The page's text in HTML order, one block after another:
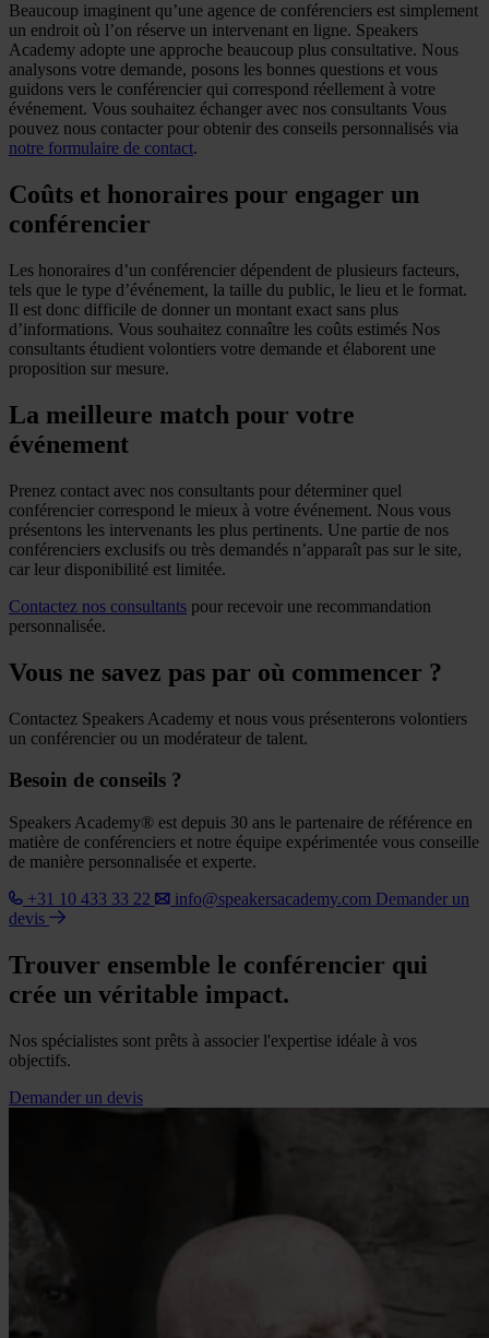
Beaucoup imaginent qu’une agence de conférenciers est simplement
un endroit où l’on réserve un intervenant en ligne. Speakers
Academy adopte une approche beaucoup plus consultative. Nous
analysons votre demande, posons les bonnes questions et vous
guidons vers le conférencier qui correspond réellement à votre
événement. Vous souhaitez échanger avec nos consultants Vous
pouvez nous contacter pour obtenir des conseils personnalisés via
notre formulaire de contact.
Coûts et honoraires pour engager un
conférencier
Les honoraires d’un conférencier dépendent de plusieurs facteurs,
tels que le type d’événement, la taille du public, le lieu et le format.
Il est donc difficile de donner un montant exact sans plus
d’informations. Vous souhaitez connaître les coûts estimés Nos
consultants étudient volontiers votre demande et élaborent une
proposition sur mesure.
La meilleure match pour votre
événement
Prenez contact avec nos consultants pour déterminer quel
conférencier correspond le mieux à votre événement. Nous vous
présentons les intervenants les plus pertinents. Une partie de nos
conférenciers exclusifs ou très demandés n’apparaît pas sur le site,
car leur disponibilité est limitée.
Contactez nos consultants pour recevoir une recommandation
personnalisée.
Vous ne savez pas par où commencer ?
Contactez Speakers Academy et nous vous présenterons volontiers
un conférencier ou un modérateur de talent.
Besoin de conseils ?
Speakers Academy® est depuis 30 ans le partenaire de référence en
matière de conférenciers et notre équipe expérimentée vous conseille
de manière personnalisée et experte.
+31 10 433 33 22
info@speakersacademy.com Demander un
devis
Trouver ensemble le conférencier qui
crée un véritable impact.
Nos spécialistes sont prêts à associer l'expertise idéale à vos
objectifs.
Demander un devis